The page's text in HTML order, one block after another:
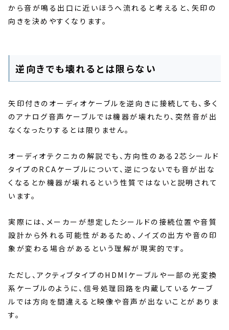
から音が鳴る出口に近いほうへ流れると考えると、矢印の
向きを決めやすくなります。
逆向きでも壊れるとは限らない
矢印付きのオーディオケーブルを逆向きに接続しても、多く
のアナログ音声ケーブルでは機器が壊れたり、突然音が出
なくなったりするとは限りません。
オーディオテクニカの解説でも、方向性のある2芯シールド
タイプのRCAケーブルについて、逆につないでも音が出な
くなるとか機器が壊れるという性質ではないと説明されて
います。
実際には、メーカーが想定したシールドの接続位置や音質
設計から外れる可能性があるため、ノイズの出方や音の印
象が変わる場合があるという理解が現実的です。
ただし、アクティブタイプのHDMIケーブルや一部の光変換
系ケーブルのように、信号処理回路を内蔵しているケーブ
ルでは方向を間違えると映像や音声が出ないことがありま
す。